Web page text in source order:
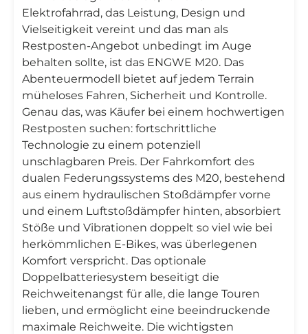
Elektrofahrrad, das Leistung, Design und
Vielseitigkeit vereint und das man als
Restposten-Angebot unbedingt im Auge
behalten sollte, ist das ENGWE M20. Das
Abenteuermodell bietet auf jedem Terrain
müheloses Fahren, Sicherheit und Kontrolle.
Genau das, was Käufer bei einem hochwertigen
Restposten suchen: fortschrittliche
Technologie zu einem potenziell
unschlagbaren Preis. Der Fahrkomfort des
dualen Federungssystems des M20, bestehend
aus einem hydraulischen Stoßdämpfer vorne
und einem Luftstoßdämpfer hinten, absorbiert
Stöße und Vibrationen doppelt so viel wie bei
herkömmlichen E-Bikes, was überlegenen
Komfort verspricht. Das optionale
Doppelbatteriesystem beseitigt die
Reichweitenangst für alle, die lange Touren
lieben, und ermöglicht eine beeindruckende
maximale Reichweite. Die wichtigsten